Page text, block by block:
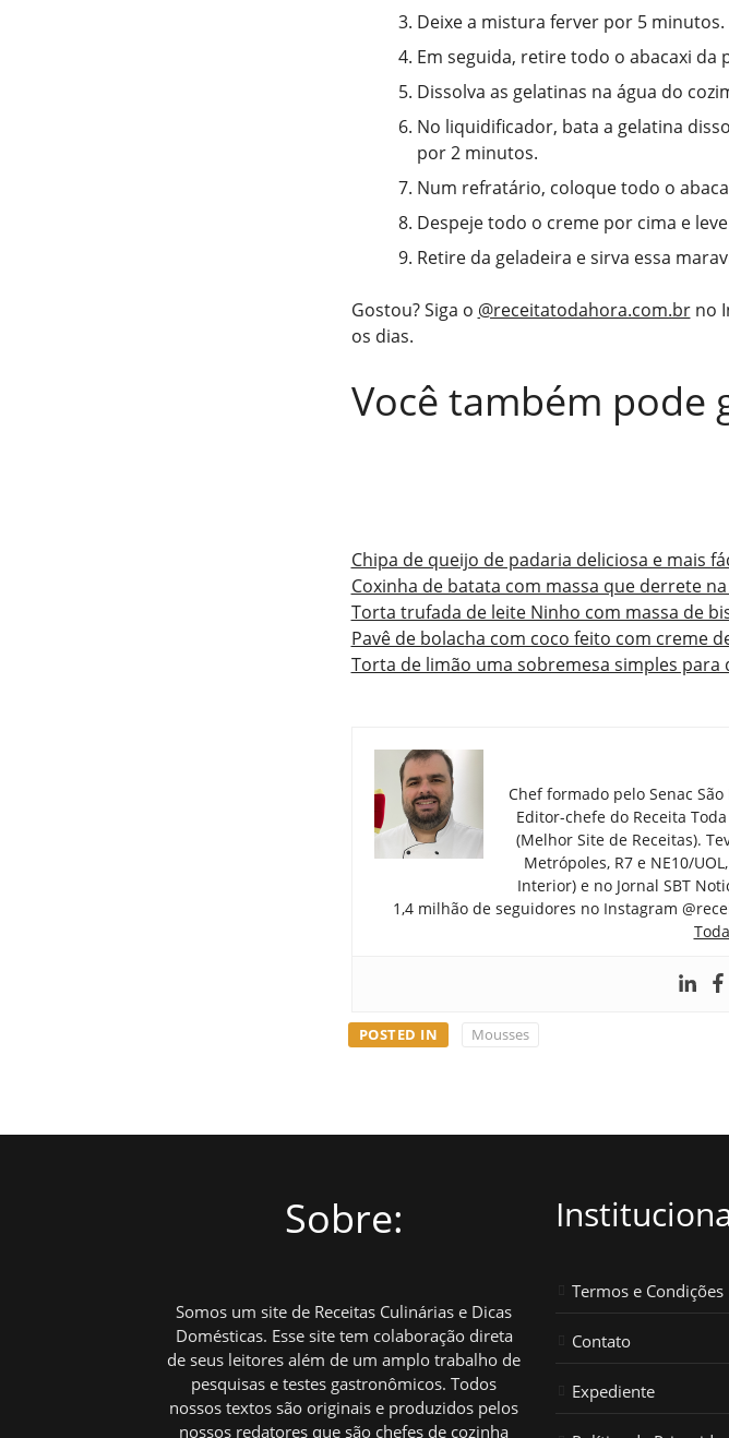
Deixe a mistura ferver por 5 minutos.
Em seguida, retire todo o abacaxi
Dissolva as gelatinas na água do
No liquidificador, bata a gelatina
por 2 minutos.
Num refratário, coloque todo o
Despeje todo o creme por cima e
Retire da geladeira e sirva essa
Gostou? Siga o @receitatodahora.com.brno
os dias.
Você também pode
Chipa de queijo de padaria deliciosa e mais
Coxinha de batata com massa que derrete
Torta trufada de leite Ninho com massa de
Pavê de bolacha com coco feito com creme
Torta de limão uma sobremesa simples
Chef formado pelo Senac
Editor-chefe do Receita
(Melhor Site de Receitas).
Metrópoles, R7 e NE10/
Interior) e no Jornal SBT
1,4 milhão de seguidores no Instagram
POSTED IN Mousses
Sobre:
Somos um site de Receitas Culinárias e Dicas
Domésticas. Esse site tem colaboração direta
de seus leitores além de um amplo trabalho de
pesquisas e testes gastronômicos. Todos
nossos textos são originais e produzidos pelos
nossos redatores que são chefes de cozinha
Termos e Condições
Contato
Expediente